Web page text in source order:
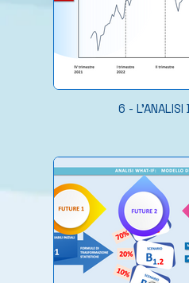
6 - L'ANALISI